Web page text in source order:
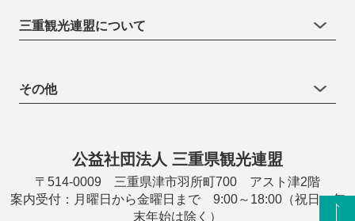
三重観光連盟について
その他
公益社団法人 三重県観光連盟
〒514-0009 三重県津市羽所町700 アスト津2階
案内受付：月曜日から金曜日まで 9:00～18:00（祝日・年
末年始は除く）